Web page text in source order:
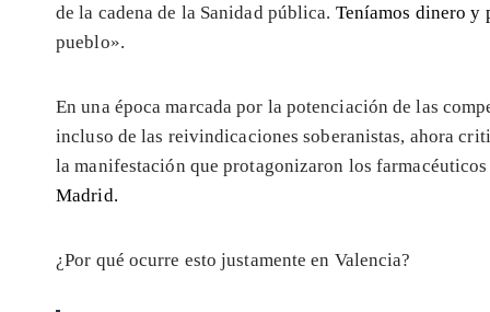
de la cadena de la Sanidad pública. Teníamos dinero y
pueblo».
En una época marcada por la potenciación de las
incluso de las reivindicaciones soberanistas, ahora
la manifestación que protagonizaron los
Madrid.
¿Por qué ocurre esto justamente en Valencia?